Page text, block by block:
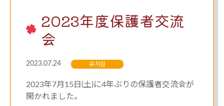
2023年度保護者交流
会
2023.07.24 유치원
2023年7月15日(土)に4年ぶりの保護者交流会が
開かれました。